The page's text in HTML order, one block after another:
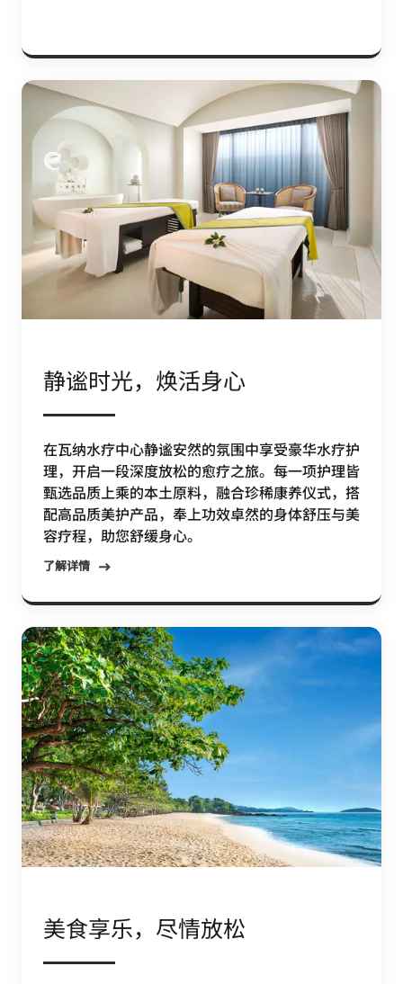
静谧时光，焕活身心
在瓦纳水疗中心静谧安然的氛围中享受豪华水疗护
理，开启一段深度放松的愈疗之旅。每一项护理皆
甄选品质上乘的本土原料，融合珍稀康养仪式，搭
配高品质美护产品，奉上功效卓然的身体舒压与美
容疗程，助您舒缓身心。
了解详情
美食享乐，尽情放松